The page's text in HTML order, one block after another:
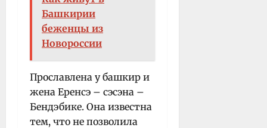
Башкирии
беженцы из
Новороссии
Прославлена у башкир и
жена Еренсэ – сэсэна –
Бендэбике. Она известна
тем, что не позволила